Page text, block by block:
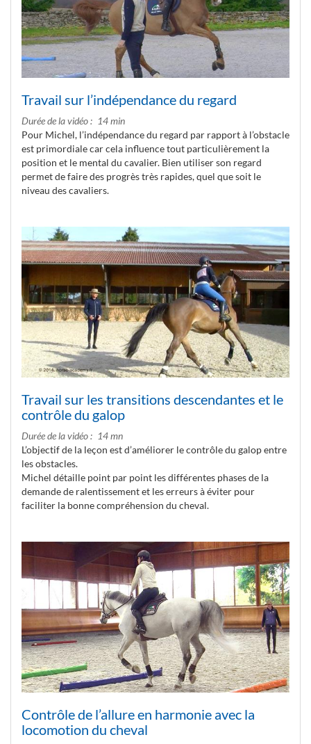
Travail sur l’indépendance du regard
Durée de la vidéo
14 min
Pour Michel, l’indépendance du regard par rapport à l’obstacle
est primordiale car cela influence tout particulièrement la
position et le mental du cavalier. Bien utiliser son regard
permet de faire des progrès très rapides, quel que soit le
niveau des cavaliers.
Travail sur les transitions descendantes et le
contrôle du galop
Durée de la vidéo
14 mn
L’objectif de la leçon est d’améliorer le contrôle du galop entre
les obstacles.
Michel détaille point par point les différentes phases de la
demande de ralentissement et les erreurs à éviter pour
faciliter la bonne compréhension du cheval.
Contrôle de l’allure en harmonie avec la
locomotion du cheval